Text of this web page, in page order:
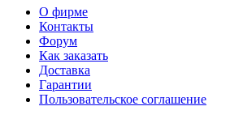
О фирме
Контакты
Форум
Как заказать
Доставка
Гарантии
Пользовательское соглашение